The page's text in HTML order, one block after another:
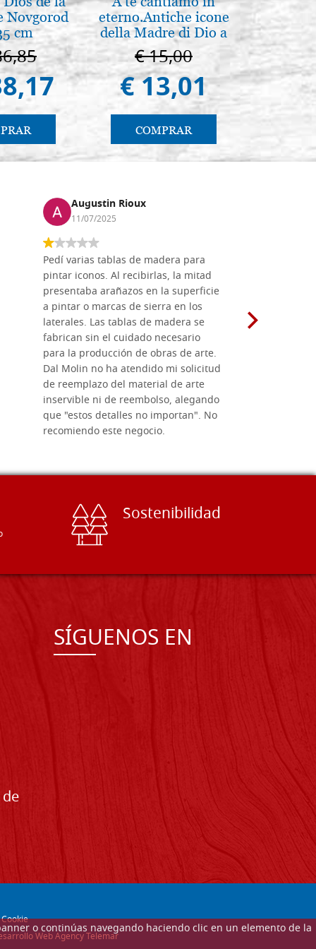
o continúas navegando haciendo clic en un elemento de la
Novgorod
cm
eterno.Antiche icone
della Madre di Dio a
Vladimir e Suzdal
(libro-cal. 2019)
€ 15,00
€ 13,01
COMPRAR
color
€
€
Augustin Rioux
11/07/2025
Pedí varias tablas de madera para
pintar iconos. Al recibirlas, la mitad
presentaba arañazos en la superficie
a pintar o marcas de sierra en los
laterales. Las tablas de madera se
fabrican sin el cuidado necesario
para la producción de obras de arte.
Dal Molin no ha atendido mi solicitud
de reemplazo del material de arte
inservible ni de reembolso, alegando
que "estos detalles no importan". No
recomiendo este negocio.
Sostenibilidad
SÍGUENOS EN
Cookie
Web Agency Telemar